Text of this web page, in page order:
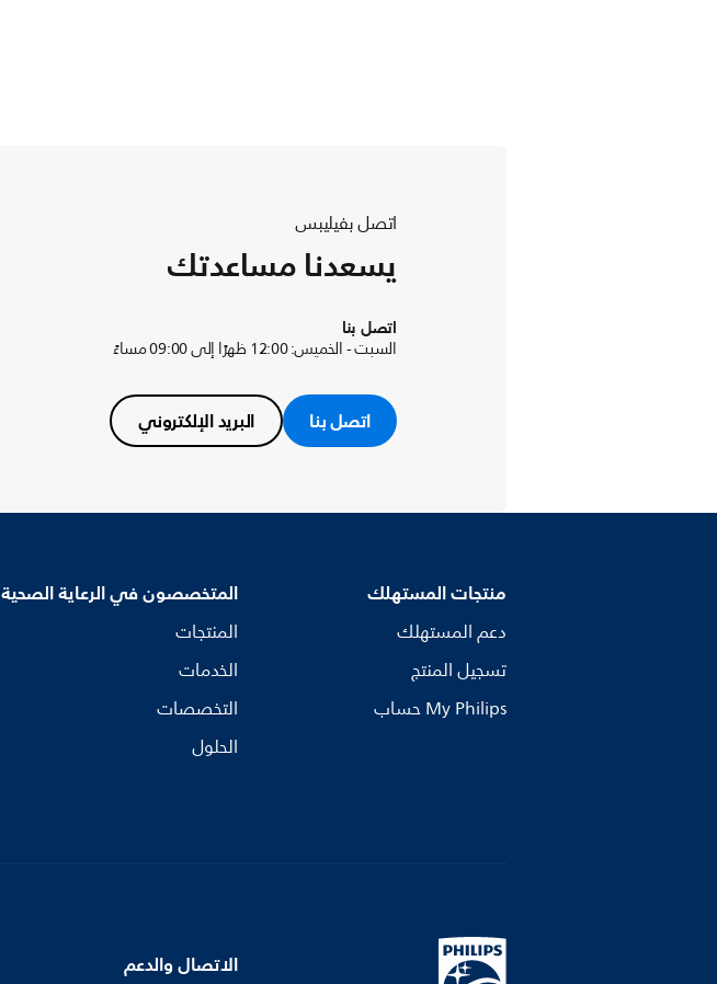
اتصل بفيليبس
يسعدنا مساعدتك
اتصل بنا
السبت - الخميس: 12:00 ظهرًا إلى 09:00 مساءً
اتصل بنا البريد الإلكتروني
منتجات المستهلك
دعم المستهلك
تسجيل المنتج
My Philips حساب
المتخصصون في الرعاية الصحية
المنتجات
الخدمات
التخصصات
الحلول
الاتصال والدعم